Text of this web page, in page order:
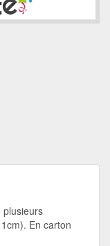
plusieurs
En carton